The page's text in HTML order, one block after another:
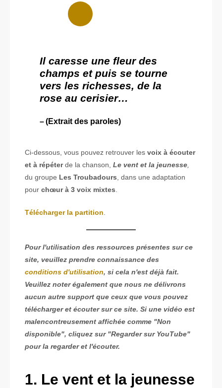
Il caresse une fleur des
champs et puis se tourne
vers les richesses, de la
rose au cerisier…
(Extrait des paroles)
Ci-dessous, vous pouvez retrouver les voix à écouter
et à répéterde la chanson, Le vent et la jeunesse
du groupe Les Troubadours , dans une adaptation
pour chœur à 3 voix mixtes
Télécharger la partition
Pour l'utilisation des ressources présentes sur ce
site, veuillez prendre connaissance des
conditions d'utilisation, si cela n'est déjà fait.
Veuillez noter également que nous ne délivrons
aucun autre support que ceux que vous pouvez
télécharger et écouter sur ce site. Si une vidéo est
malencontreusement affichée comme "Non
disponible", cliquez sur "Regarder sur YouTube"
pour la regarder et l'écouter.
1. Le vent et la jeunesse